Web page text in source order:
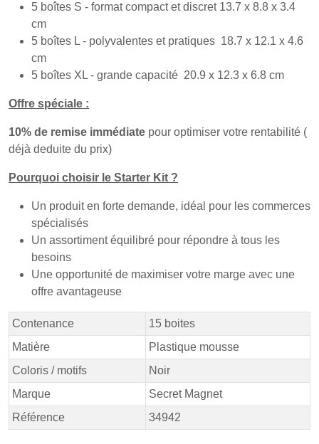
5 boîtes S - format compact et discret 13.7 x 8.8 x 3.4
cm
5 boîtes L - polyvalentes et pratiques 18.7 x 12.1 x 4.6
cm
5 boîtes XL - grande capacité 20.9 x 12.3 x 6.8 cm
Offre spéciale :
10% de remise immédiate pour optimiser votre rentabilité (
déjà deduite du prix)
Pourquoi choisir le Starter Kit ?
Un produit en forte demande, idéal pour les commerces
spécialisés
Un assortiment équilibré pour répondre à tous les
besoins
Une opportunité de maximiser votre marge avec une
offre avantageuse
Contenance
15 boites
Matière
Plastique mousse
Coloris / motifs
Noir
Marque
Secret Magnet
Référence
34942